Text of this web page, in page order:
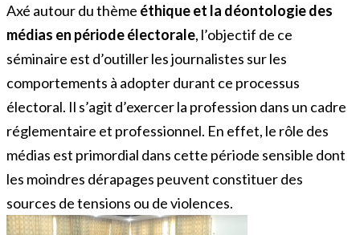
Axé autour du thème éthique et la déontologie des
médias en périodeélectorale, l’objectif de ce
séminaire est d’outiller les journalistes sur les
comportements à adopter durant ce processus
électoral. Il s’agit d’exercer la profession dans un cadre
réglementaire et professionnel. En effet, le rôle des
médias est primordial dans cette période sensible dont
les moindres dérapages peuvent constituer des
sources de tensions ou de violences.